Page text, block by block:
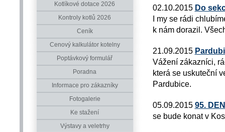
Kotlíkové dotace 2026
Kontroly kotlů 2026
Ceník
Cenový kalkulátor kotelny
Poptávkový formulář
Poradna
Informace pro zákazníky
Fotogalerie
Ke stažení
Výstavy a veletrhy
02.10.2015 Do
I my se rádi
k nám dorazil.
21.09.2015
Vážení zákazníci,
která se uskuteční
Pardubice.
05.09.2015 95.
se bude konat v